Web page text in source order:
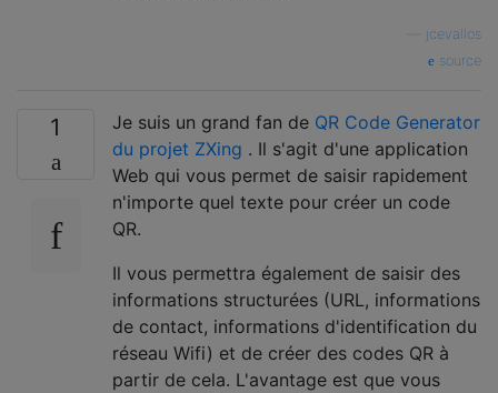
jcevallos
source
1 Je suis un grand fan de QR Code Generator
du projet ZXing . Il s'agit d'une application
Web qui vous permet de saisir rapidement
n'importe quel texte pour créer un code
QR.
Il vous permettra également de saisir des
informations structurées (URL, informations
de contact, informations d'identification du
réseau Wifi) et de créer des codes QR à
partir de cela. L'avantage est que vous